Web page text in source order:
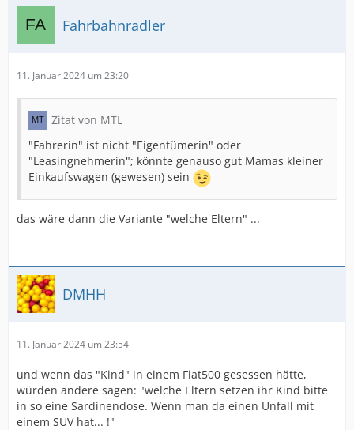
Fahrbahnradler
11. Januar 2024 um 23:20
Zitat von MTL
"Fahrerin" ist nicht "Eigentümerin" oder
"Leasingnehmerin"; könnte genauso gut Mamas kleiner
Einkaufswagen (gewesen) sein
das wäre dann die Variante "welche Eltern" ...
DMHH
11. Januar 2024 um 23:54
und wenn das "Kind" in einem Fiat500 gesessen hätte,
würden andere sagen: "welche Eltern setzen ihr Kind bitte
in so eine Sardinendose. Wenn man da einen Unfall mit
einem SUV hat... !"